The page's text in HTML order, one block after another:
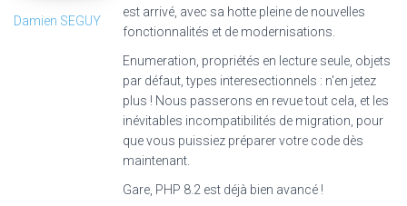
est arrivé, avec sa hotte pleine de nouvelles
fonctionnalités et de modernisations.
Enumeration, propriétés en lecture seule, objets
par défaut, types interesectionnels : n'en jetez
plus ! Nous passerons en revue tout cela, et les
inévitables incompatibilités de migration, pour
que vous puissiez préparer votre code dès
maintenant.
Gare, PHP 8.2 est déjà bien avancé !
Damien SEGUY